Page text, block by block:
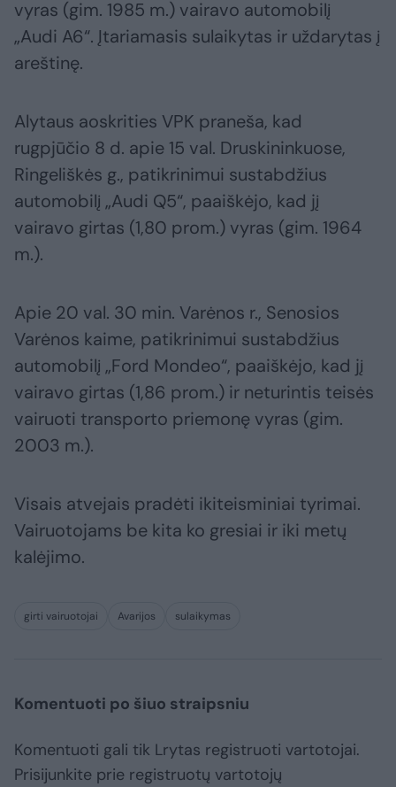
vyras (gim. 1985 m.) vairavo automobilį
„Audi A6“. Įtariamasis sulaikytas ir uždarytas į
areštinę.
Alytaus aoskrities VPK praneša, kad
rugpjūčio 8 d. apie 15 val. Druskininkuose,
Ringeliškės g., patikrinimui sustabdžius
automobilį „Audi Q5“, paaiškėjo, kad jį
vairavo girtas (1,80 prom.) vyras (gim. 1964
m.).
Apie 20 val. 30 min. Varėnos r., Senosios
Varėnos kaime, patikrinimui sustabdžius
automobilį „Ford Mondeo“, paaiškėjo, kad jį
vairavo girtas (1,86 prom.) ir neturintis teisės
vairuoti transporto priemonę vyras (gim.
2003 m.).
Visais atvejais pradėti ikiteisminiai tyrimai.
Vairuotojams be kita ko gresiai ir iki metų
kalėjimo.
girti vairuotojai Avarijos sulaikymas
Komentuoti po šiuo straipsniu
Komentuoti gali tik Lrytas registruoti vartotojai.
Prisijunkite prie registruotų vartotojų